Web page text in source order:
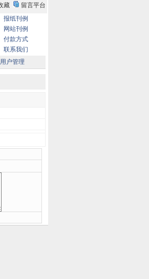
报纸刊例
网站刊例
付款方式
联系我们
用户管理